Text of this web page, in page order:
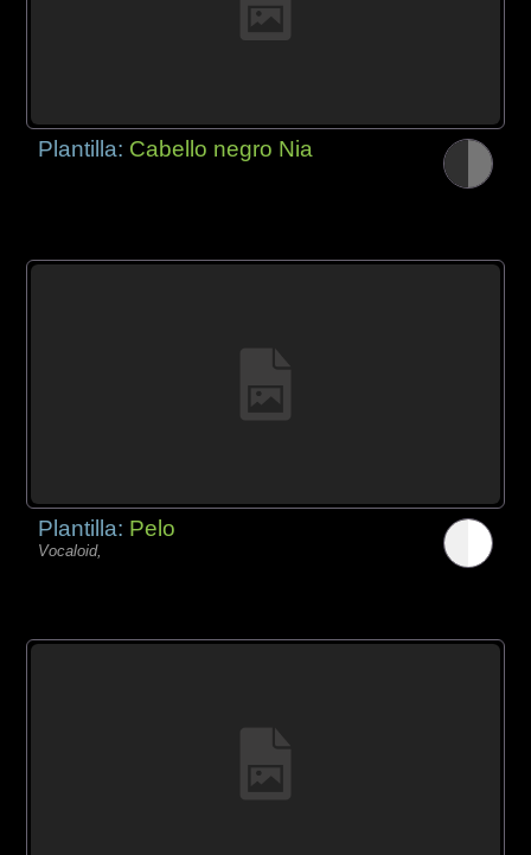
Plantilla: Cabello negro Nia
Plantilla: Pelo
Vocaloid,